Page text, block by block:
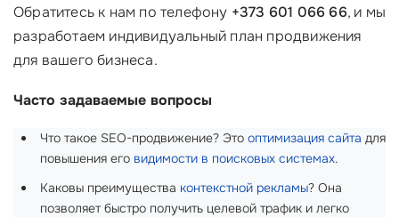
Обратитесь к нам по телефону +373 601 066 66, и мы
разработаем индивидуальный план продвижения
для вашего бизнеса.
Часто задаваемые вопросы
Что такое SEO-продвижение? Это оптимизация сайта для
повышения его видимости в поисковых системах.
Каковы преимущества контекстной рекламы? Она
позволяет быстро получить целевой трафик и легко